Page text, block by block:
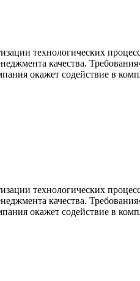
технологических
качества.
окажет содействие в
технологических
качества.
окажет содействие в